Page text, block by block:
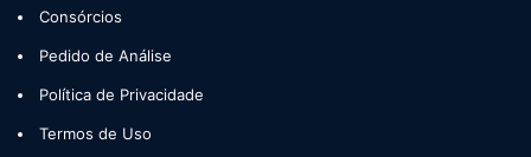
Consórcios
Pedido de Análise
Política de Privacidade
Termos de Uso